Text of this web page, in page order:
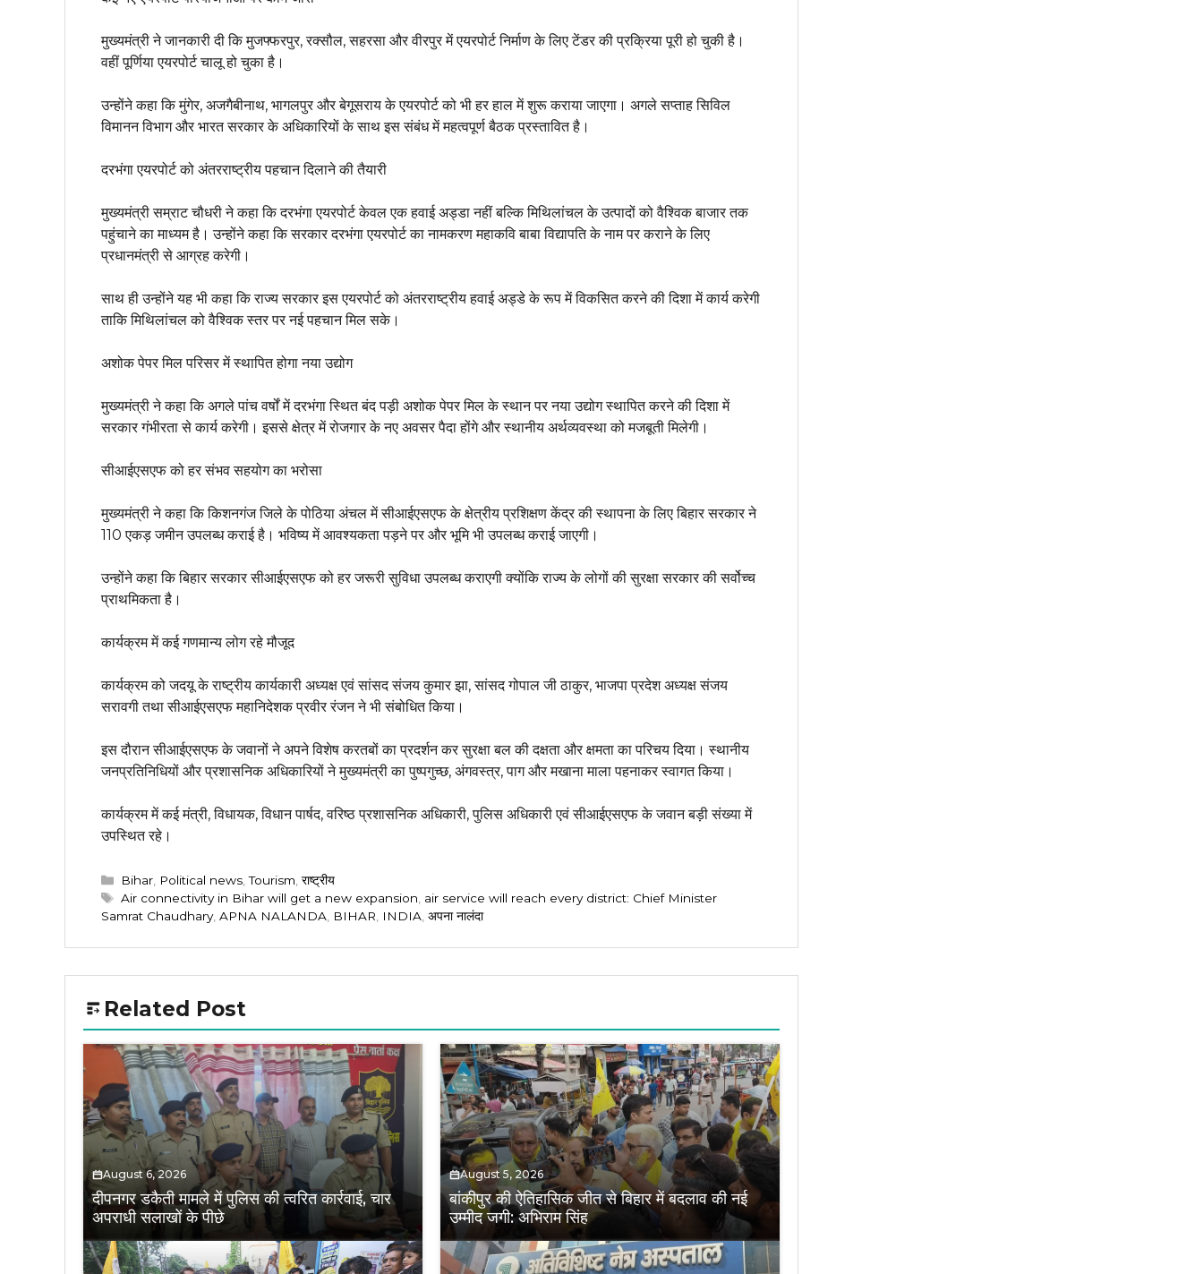
मुख्यमंत्री ने जानकारी दी कि मुजफ्फरपुर, रक्सौल, सहरसा और वीरपुर में एयरपोर्ट निर्माण के लिए टेंडर की प्रक्रिया पूरी हो चुकी है।
वहीं पूर्णिया एयरपोर्ट चालू हो चुका है।
उन्होंने कहा कि मुंगेर, अजगैबीनाथ, भागलपुर और बेगूसराय के एयरपोर्ट को भी हर हाल में शुरू कराया जाएगा। अगले सप्ताह सिविल
विमानन विभाग और भारत सरकार के अधिकारियों के साथ इस संबंध में महत्वपूर्ण बैठक प्रस्तावित है।
दरभंगा एयरपोर्ट को अंतरराष्ट्रीय पहचान दिलाने की तैयारी
मुख्यमंत्री सम्राट चौधरी ने कहा कि दरभंगा एयरपोर्ट केवल एक हवाई अड्डा नहीं बल्कि मिथिलांचल के उत्पादों को वैश्विक बाजार तक
पहुंचाने का माध्यम है। उन्होंने कहा कि सरकार दरभंगा एयरपोर्ट का नामकरण महाकवि बाबा विद्यापति के नाम पर कराने के लिए
प्रधानमंत्री से आग्रह करेगी।
साथ ही उन्होंने यह भी कहा कि राज्य सरकार इस एयरपोर्ट को अंतरराष्ट्रीय हवाई अड्डे के रूप में विकसित करने की दिशा में कार्य करेगी
ताकि मिथिलांचल को वैश्विक स्तर पर नई पहचान मिल सके।
अशोक पेपर मिल परिसर में स्थापित होगा नया उद्योग
मुख्यमंत्री ने कहा कि अगले पांच वर्षों में दरभंगा स्थित बंद पड़ी अशोक पेपर मिल के स्थान पर नया उद्योग स्थापित करने की दिशा में
सरकार गंभीरता से कार्य करेगी। इससे क्षेत्र में रोजगार के नए अवसर पैदा होंगे और स्थानीय अर्थव्यवस्था को मजबूती मिलेगी।
सीआईएसएफ को हर संभव सहयोग का भरोसा
मुख्यमंत्री ने कहा कि किशनगंज जिले के पोठिया अंचल में सीआईएसएफ के क्षेत्रीय प्रशिक्षण केंद्र की स्थापना के लिए बिहार सरकार ने
110 एकड़ जमीन उपलब्ध कराई है। भविष्य में आवश्यकता पड़ने पर और भूमि भी उपलब्ध कराई जाएगी।
उन्होंने कहा कि बिहार सरकार सीआईएसएफ को हर जरूरी सुविधा उपलब्ध कराएगी क्योंकि राज्य के लोगों की सुरक्षा सरकार की सर्वोच्च
प्राथमिकता है।
कार्यक्रम में कई गणमान्य लोग रहे मौजूद
कार्यक्रम को जदयू के राष्ट्रीय कार्यकारी अध्यक्ष एवं सांसद संजय कुमार झा, सांसद गोपाल जी ठाकुर, भाजपा प्रदेश अध्यक्ष संजय
सरावगी तथा सीआईएसएफ महानिदेशक प्रवीर रंजन ने भी संबोधित किया।
इस दौरान सीआईएसएफ के जवानों ने अपने विशेष करतबों का प्रदर्शन कर सुरक्षा बल की दक्षता और क्षमता का परिचय दिया। स्थानीय
जनप्रतिनिधियों और प्रशासनिक अधिकारियों ने मुख्यमंत्री का पुष्पगुच्छ, अंगवस्त्र, पाग और मखाना माला पहनाकर स्वागत किया।
कार्यक्रम में कई मंत्री, विधायक, विधान पार्षद, वरिष्ठ प्रशासनिक अधिकारी, पुलिस अधिकारी एवं सीआईएसएफ के जवान बड़ी संख्या में
उपस्थित रहे।
Categories
Bihar, Political news,Tourism राष्ट्रीय
Tags
Air connectivity in Bihar will get a new expansion air service will reach every district: Chief Minister
Samrat Chaudhary, APNA NALANDA BIHAR INDIA अपना नालंदा
Related Post
August 6, 2026
दीपनगर डकैती मामले में पुलिस की त्वरित कार्रवाई, चार
अपराधी सलाखों के पीछे
August 5, 2026
बांकीपुर की ऐतिहासिक जीत से बिहार में बदलाव की नई
उम्मीद जगी: अभिराम सिंह